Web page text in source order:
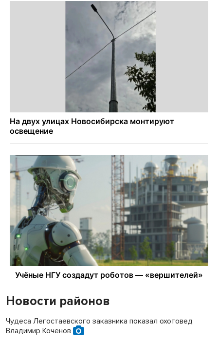
Новости районов
Чудеса Легостаевского заказника показал охотовед
Владимир Коченов